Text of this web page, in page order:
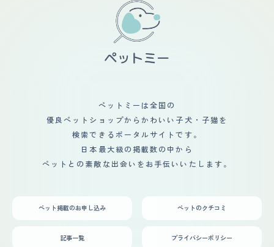
はないですが就寝時に他の部屋に行ききできるように扉を
少し開けてくくらいです。最後にダックスの好きなところ
は甘えたいときは甘えてくるし怒ってるときや拗ねてると
きが分かりやすいところです。
た、こだわりのカットはあるか？ 1カ月半から2か月に1
回、こだわりのカットはありません。 ・あなたのペット
は特定の健康問題に悩まされているか？また、それが慢性
「駄目だよ」と注意して躾けていますが、誰かが帰ってき
好きなところ、気にっているところ 人懐っこくて家にい
るとずっと隣に座って甘えてくるところです。 ・この犬
種との出会い、第一印象など 近くのホームセンターのペ
ットショップが出会いです。瞳が大きくて愛らしい表情が
目をひきました。 ・迎え入れ前後の不安だったこと 室内
います。
ペットミーは全国の
優良ペットショップからかわいい子犬・子猫を
検索できるポータルサイトです。
日本最大級の掲載数の中から
ペットとの素敵な出会いをお手伝いいたします。
ペット掲載のお申し込み ペットのクチコミ
記事一覧 プライバシーポリシー